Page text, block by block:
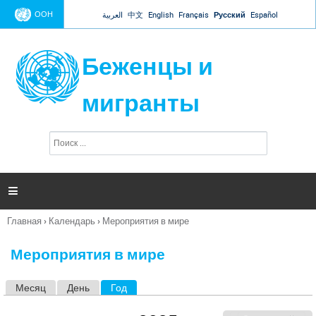
Jump to navigation
ООН العربية 中文 English Français Русский Español
Беженцы и
мигранты
п
и

Вы
Главная › Календарь › Мероприятия в мире
Мероприятия в мире
Месяц День Год